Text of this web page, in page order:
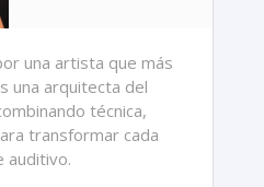
una artista que más
una arquitecta del
técnica,
transformar cada
auditivo.